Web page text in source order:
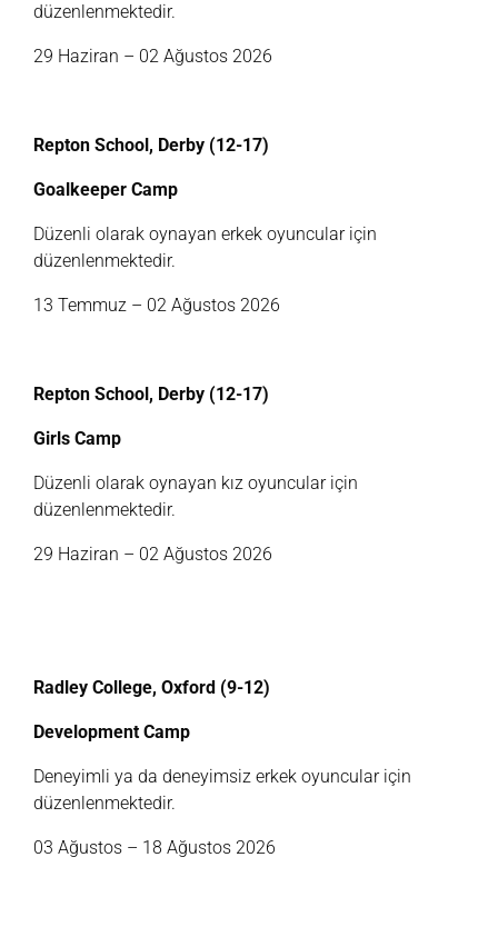
düzenlenmektedir.
29 Haziran – 02 Ağustos 2026
Repton School, Derby (12-17)
Goalkeeper Camp
Düzenli olarak oynayan erkek oyuncular için
düzenlenmektedir.
13 Temmuz – 02 Ağustos 2026
Repton School, Derby (12-17)
Girls Camp
Düzenli olarak oynayan kız oyuncular için
düzenlenmektedir.
29 Haziran – 02 Ağustos 2026
Radley College, Oxford (9-12)
Development Camp
Deneyimli ya da deneyimsiz erkek oyuncular için
düzenlenmektedir.
03 Ağustos – 18 Ağustos 2026